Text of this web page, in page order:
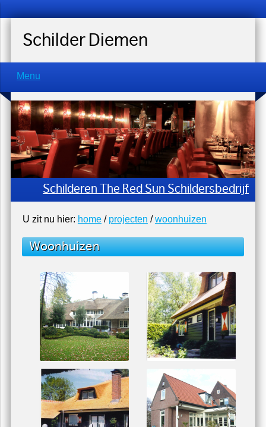
Schilder Diemen
Menu
Gecertificeerd Houtrotherstel Repair-Care
U zit nu hier:home/projecten/woonhuizen
Woonhuizen